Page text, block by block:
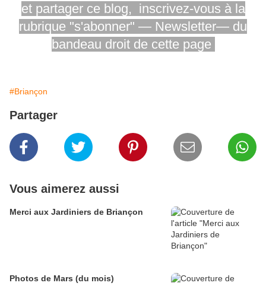
et partager ce blog, inscrivez-vous à la
rubrique "s'abonner" — Newsletter— du
bandeau droit de cette page
#Briançon
Partager
Vous aimerez aussi
Merci aux Jardiniers de Briançon
Photos de Mars (du mois)